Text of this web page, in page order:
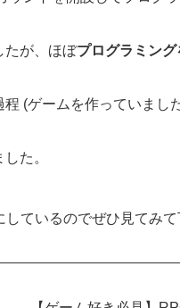
の参考書